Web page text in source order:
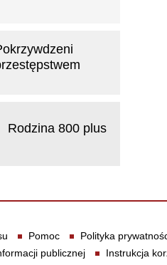
Rodzina 800 plus
Pomoc Polityka
publicznej
Instrukcja